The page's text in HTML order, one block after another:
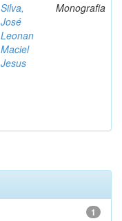
Silva,
José
Leonan
Maciel
Jesus
Monografia
1